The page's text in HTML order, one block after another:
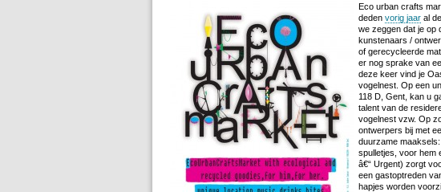
Eco urban crafts
deden vorig jaar al
we zeggen dat je op
kunstenaars /
of gerecycleerde
er nog sprake van
deze keer vind je
vogelnest. Op een
118 D, Gent, kan u
talent van de
vogelnest vzw. Op
ontwerpers bij met
duurzame
spulletjes, voor hem
â€“ Urgent) zorgt
een gastoptreden
hapjes worden